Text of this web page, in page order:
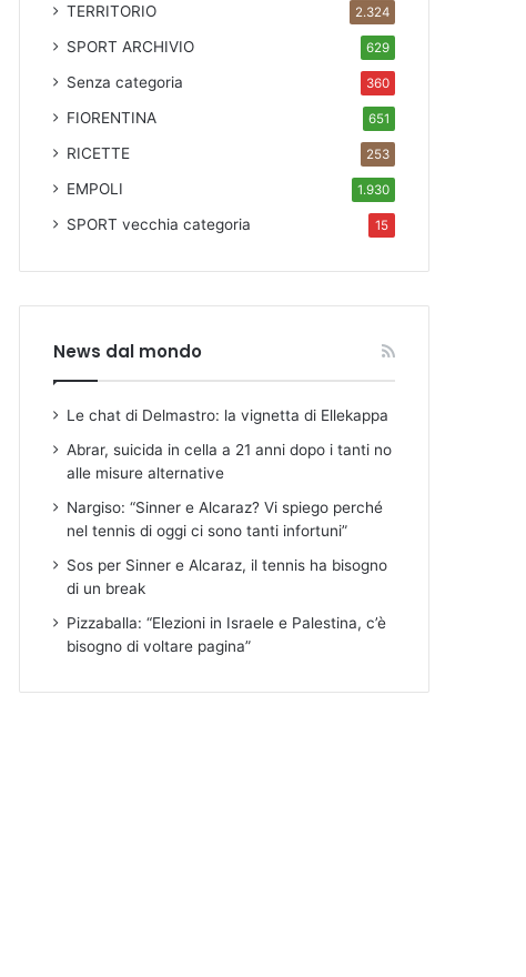
TERRITORIO 2.324
SPORT ARCHIVIO 629
Senza categoria 360
FIORENTINA 651
RICETTE 253
EMPOLI 1.930
SPORTvecchia categoria 15
News dal mondo
Le chat di Delmastro: la vignetta di Ellekappa
Abrar, suicida in cella a 21 anni dopo i tanti no
alle misure alternative
Nargiso: “Sinner e Alcaraz? Vi spiego perché
nel tennis di oggi ci sono tanti infortuni”
Sos per Sinner e Alcaraz, il tennis ha bisogno
di un break
Pizzaballa: “Elezioni in Israele e Palestina, c’è
bisogno di voltare pagina”